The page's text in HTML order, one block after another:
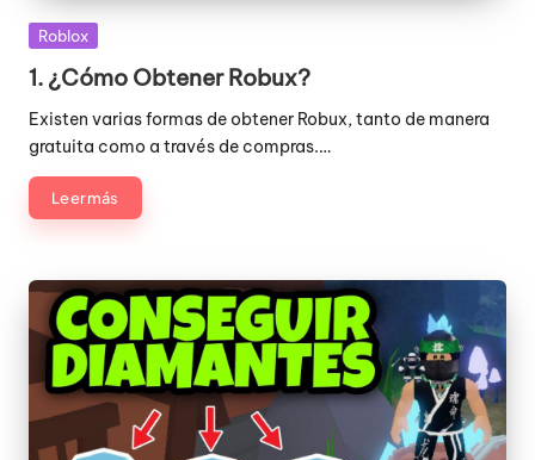
Publicada
Roblox
1. ¿Cómo Obtener Robux?
Existen varias formas de obtener Robux, tanto de manera
gratuita como a través de compras.…
Leer más